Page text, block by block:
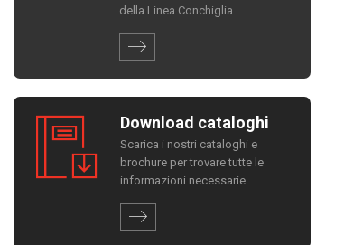
della Linea Conchiglia
Download cataloghi
Scarica i nostri cataloghi e
brochure per trovare tutte le
informazioni necessarie